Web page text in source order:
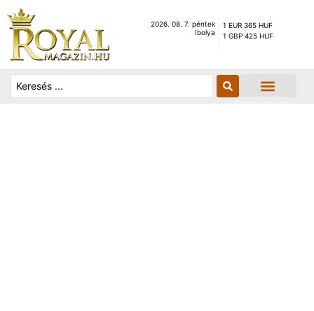
2026. 08. 7. péntek
Ibolya
1 EUR 365 HUF
1 GBP 425 HUF